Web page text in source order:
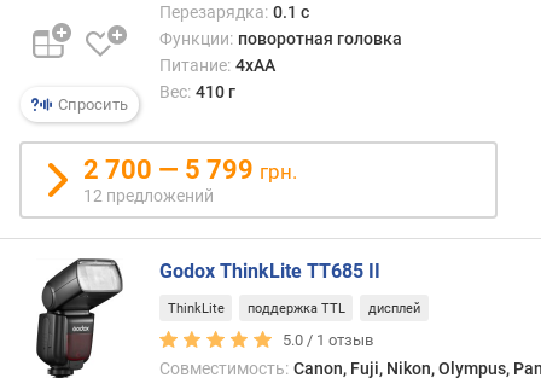
л
и
е
с
в
е
д
л
о
Спросить
Перезарядка: 0.1 с
Функции: поворотная головка
Питание: 4xAA
Вес: 410 г
2 700 — 5 799 грн.
12 предложений
Godox ThinkLite TT685 II
ThinkLite поддержка TTL дисплей
5.0 / 1 отзыв
Совместимость: Canon, Fuji, Nikon, Olympus,